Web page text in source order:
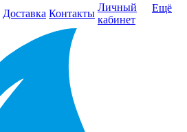
Доставка Контакты
Личный
кабинет
Ещё